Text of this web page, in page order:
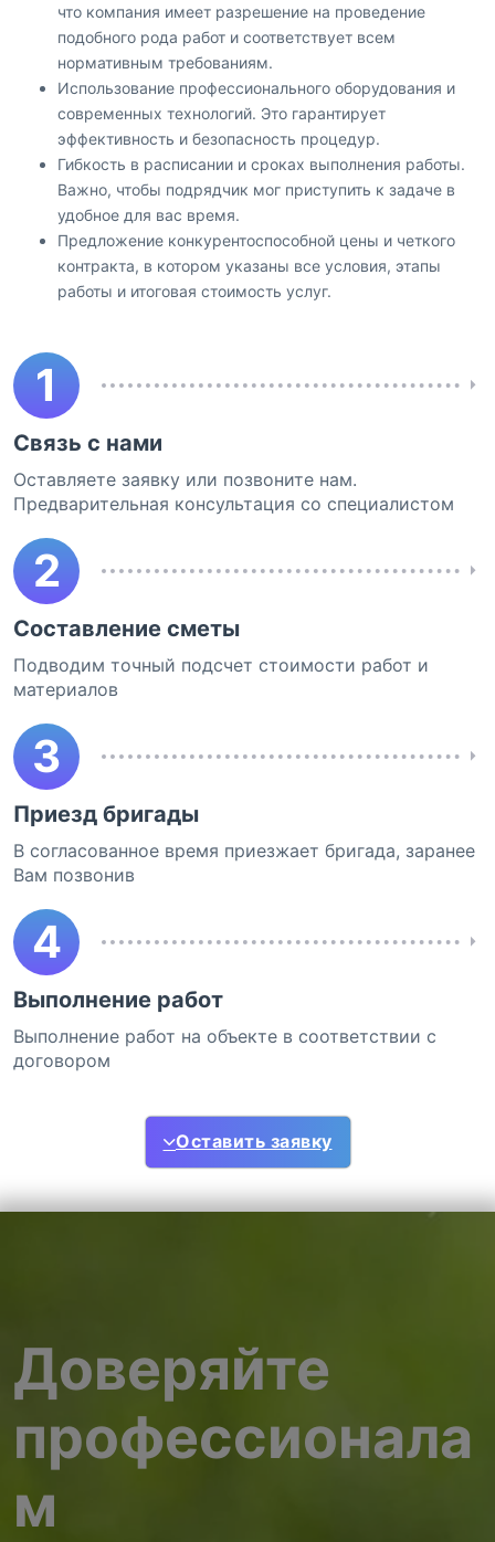
что компания имеет разрешение на проведение
подобного рода работ и соответствует всем
нормативным требованиям.
Использование профессионального оборудования и
современных технологий. Это гарантирует
эффективность и безопасность процедур.
Гибкость в расписании и сроках выполнения работы.
Важно, чтобы подрядчик мог приступить к задаче в
удобное для вас время.
Предложение конкурентоспособной цены и четкого
контракта, в котором указаны все условия, этапы
работы и итоговая стоимость услуг.
1
Связь с нами
Оставляете заявку или позвоните нам.
Предварительная консультация со специалистом
2
Составление сметы
Подводим точный подсчет стоимости работ и
материалов
3
Приезд бригады
В согласованное время приезжает бригада, заранее
Вам позвонив
4
Выполнение работ
Выполнение работ на объекте в соответствии с
договором
Оставить заявку
Доверяйте
профессионала
м